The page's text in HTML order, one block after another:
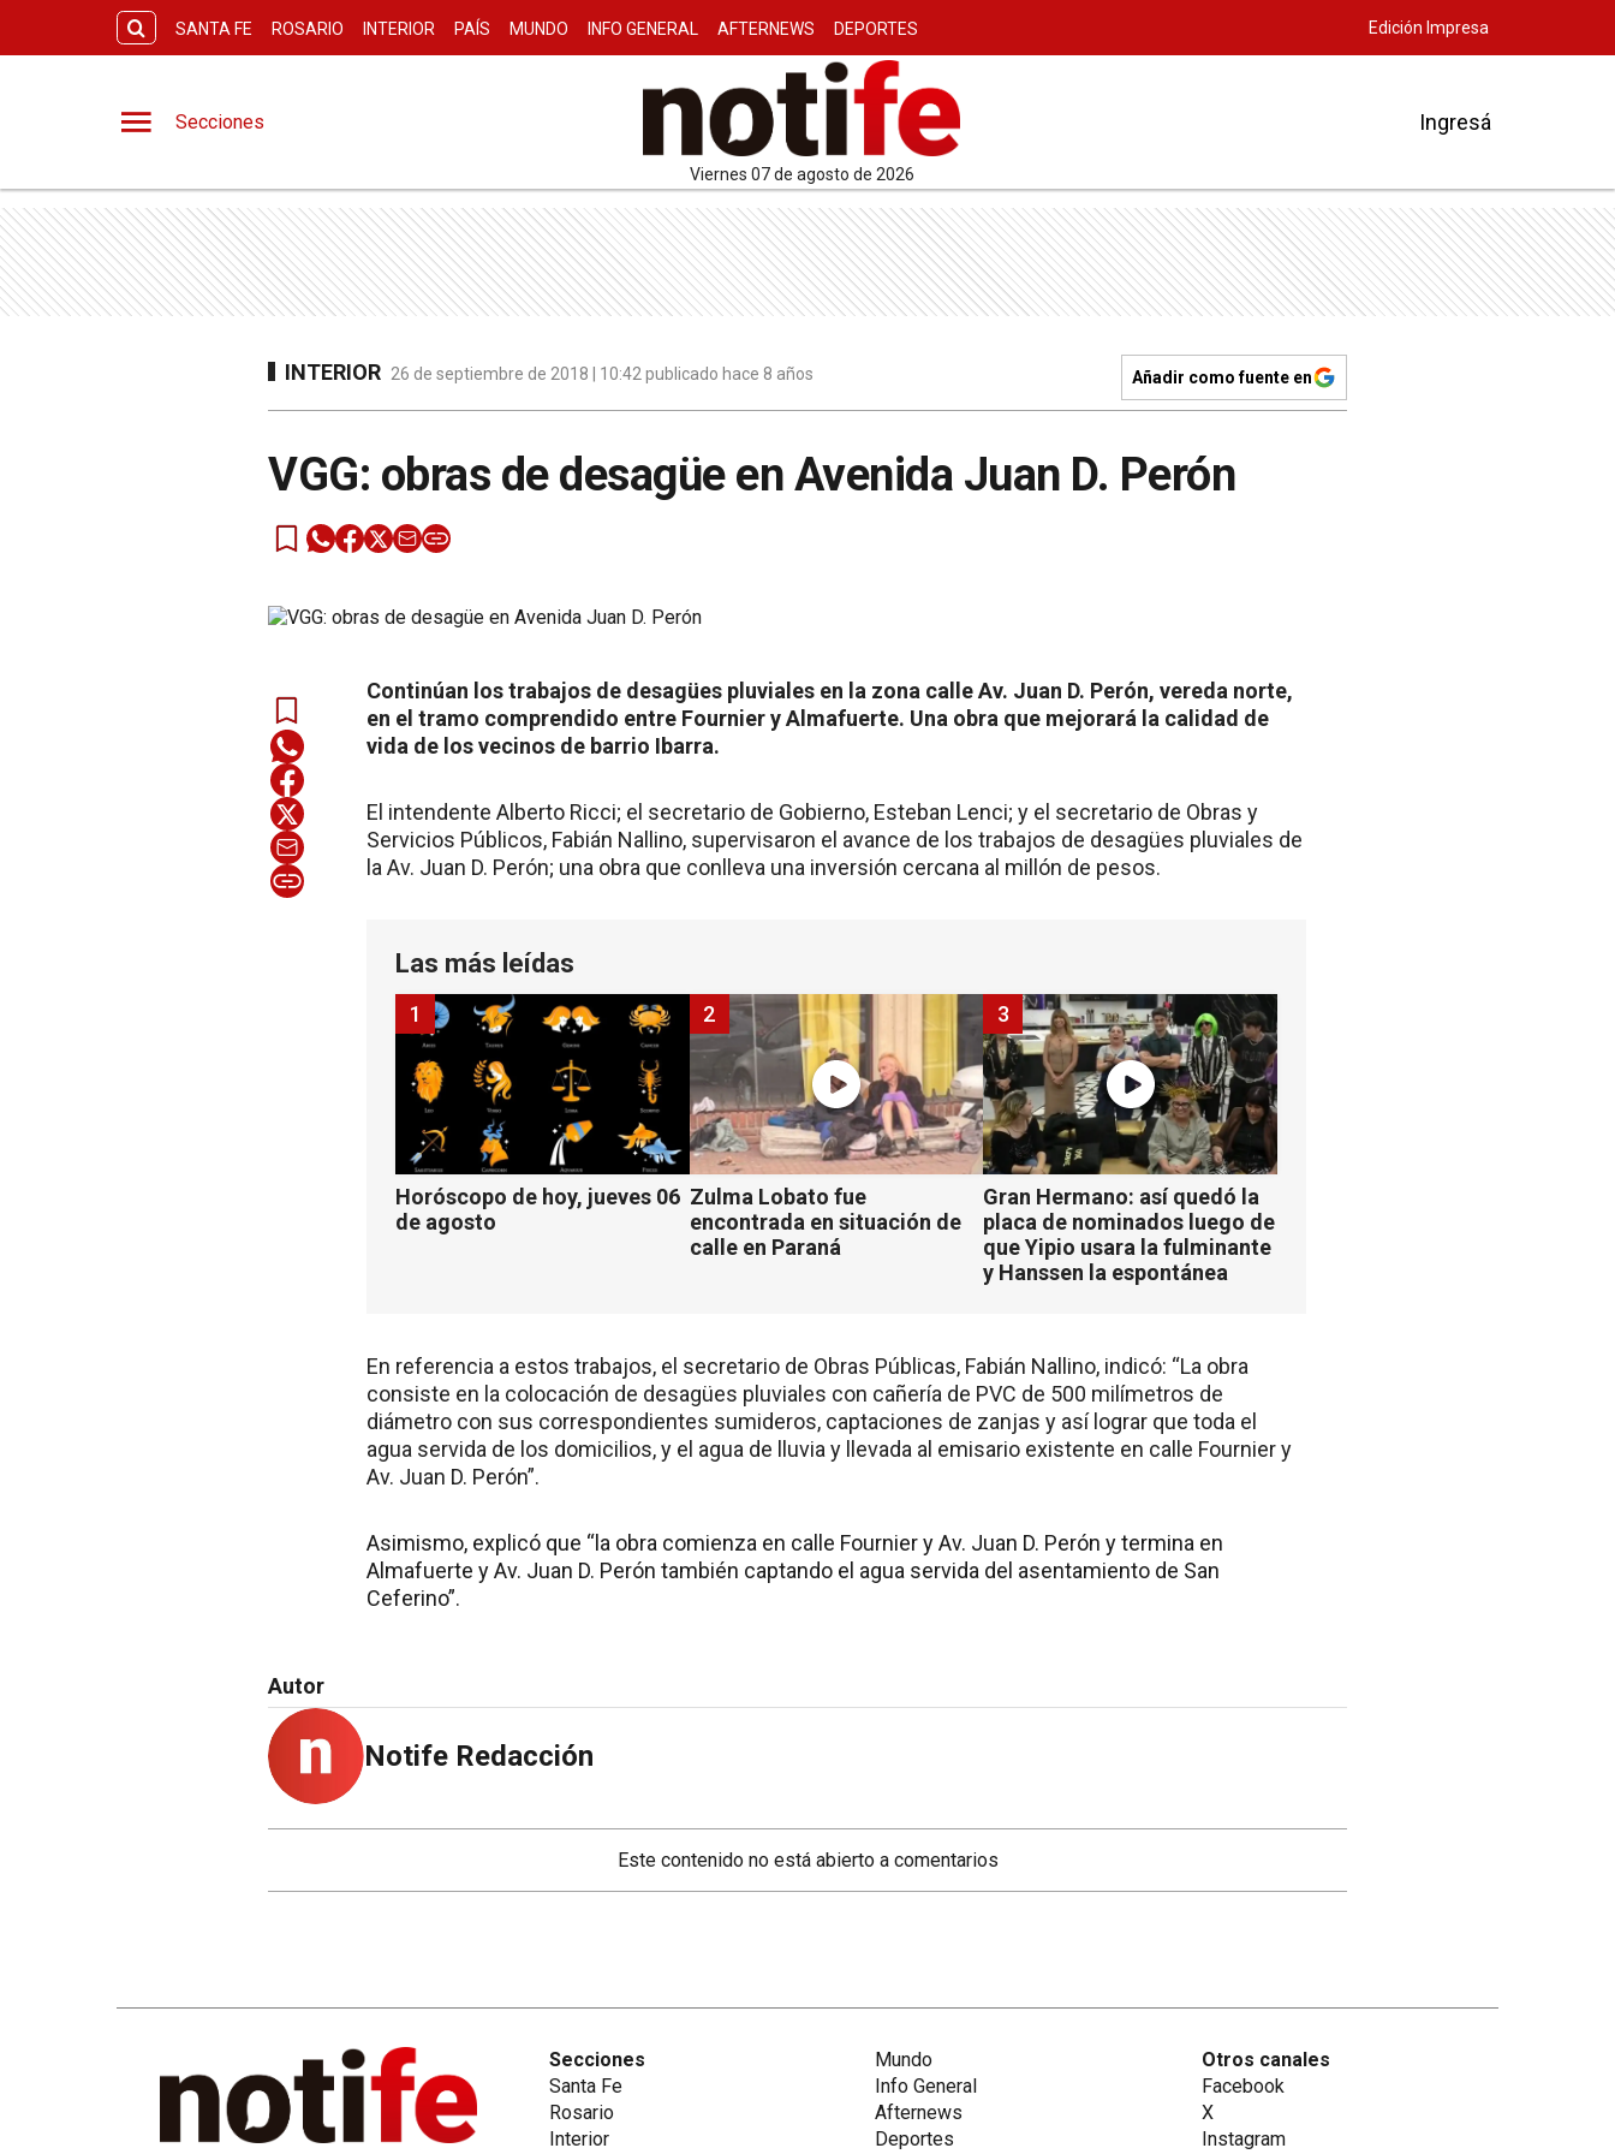
SANTA FE ROSARIO INTERIOR PAÍS MUNDO INFO GENERAL AFTERNEWS DEPORTES Edición Impresa
Secciones
viernes 07 de agosto de 2026
Ingresá
INTERIOR 26 de septiembre de 2018 | 10:42 publicado hace 8 años Añadir como fuente en
VGG: obras de desagüe en Avenida Juan D. Perón
Continúan los trabajos de desagües pluviales en la zona calle Av. Juan D. Perón, vereda norte,
en el tramo comprendido entre Fournier y Almafuerte. Una obra que mejorará la calidad de
vida de los vecinos de barrio Ibarra.
El intendente Alberto Ricci; el secretario de Gobierno, Esteban Lenci; y el secretario de Obras y
Servicios Públicos, Fabián Nallino, supervisaron el avance de los trabajos de desagües pluviales de
la Av. Juan D. Perón; una obra que conlleva una inversión cercana al millón de pesos.
Las más leídas
Horóscopo de hoy, jueves 06
de agosto
1
Zulma Lobato fue
encontrada en situación de
calle en Paraná
2
Gran Hermano: así quedó la
placa de nominados luego de
que Yipio usara la fulminante
y Hanssen la espontánea
3
En referencia a estos trabajos, el secretario de Obras Públicas, Fabián Nallino, indicó: “La obra
consiste en la colocación de desagües pluviales con cañería de PVC de 500 milímetros de
diámetro con sus correspondientes sumideros, captaciones de zanjas y así lograr que toda el
agua servida de los domicilios, y el agua de lluvia y llevada al emisario existente en calle Fournier y
Av. Juan D. Perón”.
Asimismo, explicó que “la obra comienza en calle Fournier y Av. Juan D. Perón y termina en
Almafuerte y Av. Juan D. Perón también captando el agua servida del asentamiento de San
Ceferino”.
Autor
Notife Redacción
Este contenido no está abierto a comentarios
Secciones
Santa Fe
Rosario
Interior
Mundo
Info General
Afternews
Deportes
Otros canales
Facebook
X
Instagram